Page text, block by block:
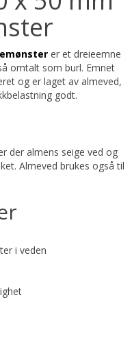
er et dreieemne
omtalt som burl. Emnet
og er laget av almeved,
godt.
der almens seige ved og
Almeved brukes også til
i veden